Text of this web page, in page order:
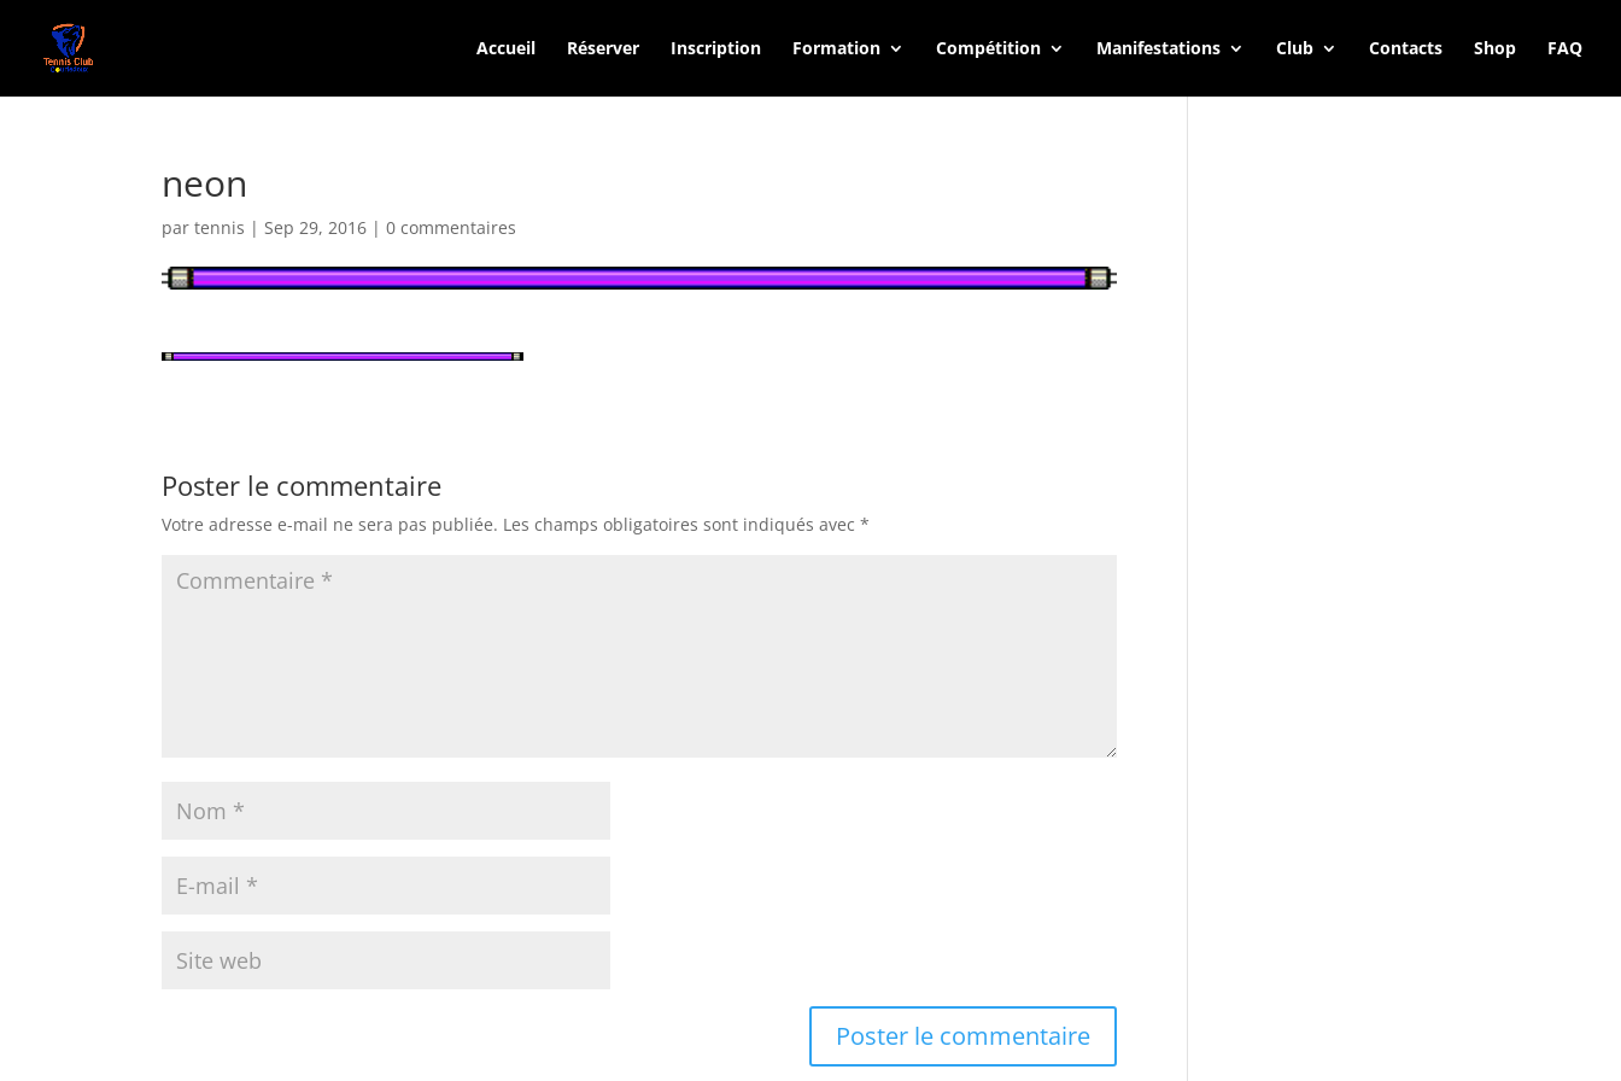
Accueil Réserver Inscription Formation Compétition Manifestations Club Contacts Shop FAQ
neon
partennis |Sep 29, 2016 |0 commentaires
Poster le commentaire
Votre adresse e-mail ne sera pas publiée. Les champs obligatoires sont indiqués avec*